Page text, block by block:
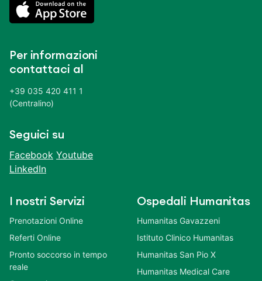
Per informazioni
contattaci al
+39 035 420 411 1
(Centralino)
Seguici su
Facebook Youtube
LinkedIn
I nostri Servizi
Prenotazioni Online
Referti Online
Pronto soccorso in tempo
reale
Ospedali Humanitas
Humanitas Gavazzeni
Istituto Clinico Humanitas
Humanitas San Pio X
Humanitas Medical Care